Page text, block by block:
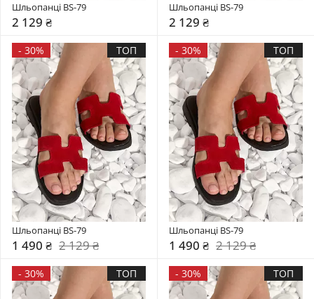
Шльопанці BS-79
2 129 ₴
Шльопанці BS-79
2 129 ₴
- 30% ТОП
Шльопанці BS-79
1 490 ₴ 2 129 ₴
- 30% ТОП
Шльопанці BS-79
1 490 ₴ 2 129 ₴
- 30% ТОП - 30% ТОП